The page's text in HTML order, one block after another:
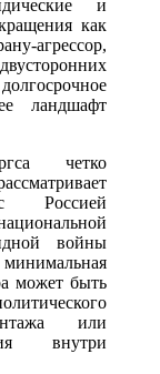
и
как
агрессор,
ландшафт
четко
Россией
войны
может быть
или
внутри